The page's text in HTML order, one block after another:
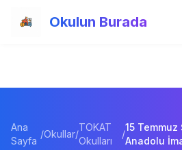
Okulun Burada
Okullar
Ana
Sayfa
/Okullar/
TOKAT
Okulları
/
15 Temmuz
Anadolu